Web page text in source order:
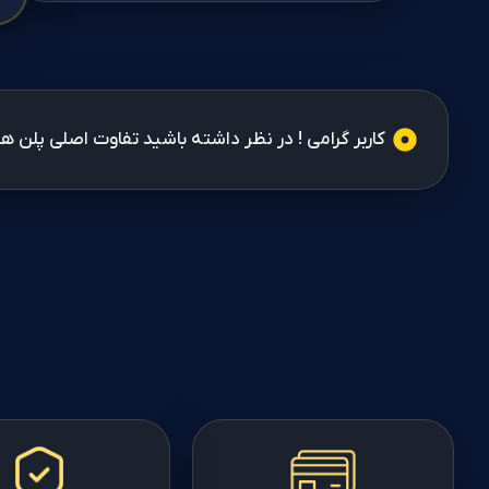
کاربر گرامی ! در نظر داشته باشید تفاوت اصلی